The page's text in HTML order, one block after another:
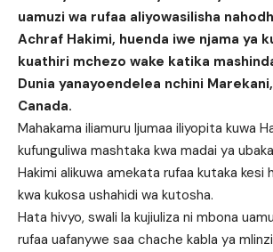
uamuzi wa rufaa aliyowasilisha
Achraf Hakimi, huenda iwe njama ya
kuathiri mchezo wake katika
Dunia yanayoendelea nchini
Canada.
Mahakama iliamuru Ijumaa iliyopita kuwa
kufunguliwa mashtaka kwa madai ya
Hakimi alikuwa amekata rufaa kutaka kesi
kwa kukosa ushahidi wa kutosha.
Hata hivyo, swali la kujiuliza ni mbona
rufaa uafanywe saa chache kabla ya